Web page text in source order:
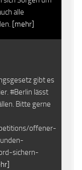
alle
[mehr]
gibt es
#Berlin lässt
Bitte gerne
offener-
sichern-